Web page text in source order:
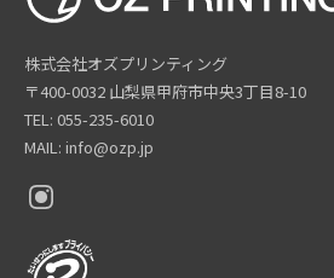
株式会社オズプリンティング
〒400-0032 山梨県甲府市中央3丁目8-10
TEL: 055-235-6010
MAIL: info@ozp.jp